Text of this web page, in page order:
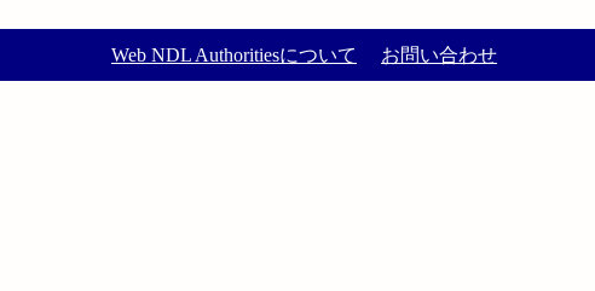
Web NDL Authoritiesについて お問い合わせ